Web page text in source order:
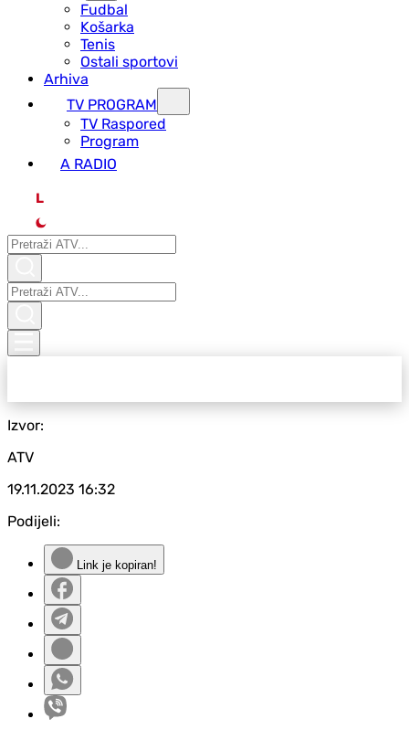
Fudbal
Košarka
Tenis
Ostali sportovi
Arhiva
TV PROGRAM
ТV Raspored
Program
A RADIO
L
Izvor:
ATV
19.11.2023 16:32
Podijeli:
Link je kopiran!